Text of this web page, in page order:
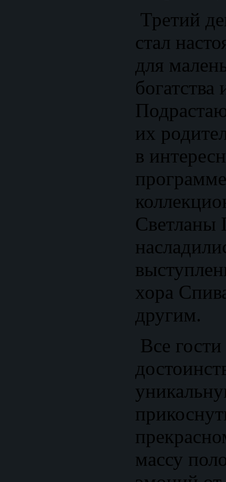
Третий
стал
для
богатства
их
в
Светланы
хора
другим.
Все
массу